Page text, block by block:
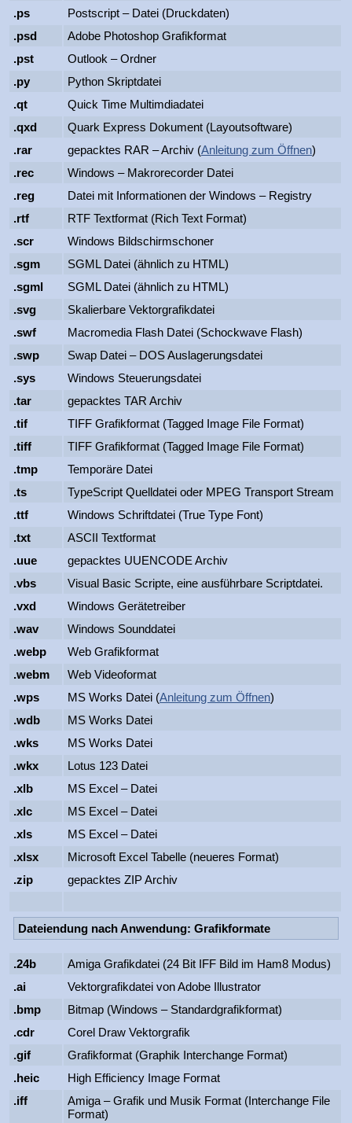
.ps
Postscript – Datei (Druckdaten)
.psd
Adobe Photoshop Grafikformat
.pst
Outlook – Ordner
.py
Python Skriptdatei
.qt
Quick Time Multimdiadatei
.qxd
Quark Express Dokument (Layoutsoftware)
.rar
gepacktes RAR – Archiv (Anleitung zum Öffnen)
.rec
Windows – Makrorecorder Datei
.reg
Datei mit Informationen der Windows – Registry
.rtf
RTF Textformat (Rich Text Format)
.scr
Windows Bildschirmschoner
.sgm
SGML Datei (ähnlich zu HTML)
.sgml
SGML Datei (ähnlich zu HTML)
.svg
Skalierbare Vektorgrafikdatei
.swf
Macromedia Flash Datei (Schockwave Flash)
.swp
Swap Datei – DOS Auslagerungsdatei
.sys
Windows Steuerungsdatei
.tar
gepacktes TAR Archiv
.tif
TIFF Grafikformat (Tagged Image File Format)
.tiff
TIFF Grafikformat (Tagged Image File Format)
.tmp
Temporäre Datei
.ts
TypeScript Quelldatei oder MPEG Transport Stream
.ttf
Windows Schriftdatei (True Type Font)
.txt
ASCII Textformat
.uue
gepacktes UUENCODE Archiv
.vbs
Visual Basic Scripte, eine ausführbare Scriptdatei.
.vxd
Windows Gerätetreiber
.wav
Windows Sounddatei
.webp
Web Grafikformat
.webm
Web Videoformat
.wps
MS Works Datei (Anleitung zum Öffnen)
.wdb
MS Works Datei
.wks
MS Works Datei
.wkx
Lotus 123 Datei
.xlb
MS Excel – Datei
.xlc
MS Excel – Datei
.xls
MS Excel – Datei
.xlsx
Microsoft Excel Tabelle (neueres Format)
.zip
gepacktes ZIP Archiv
Dateiendung nach Anwendung: Grafikformate
.24b
Amiga Grafikdatei (24 Bit IFF Bild im Ham8 Modus)
.ai
Vektorgrafikdatei von Adobe Illustrator
.bmp
Bitmap (Windows – Standardgrafikformat)
.cdr
Corel Draw Vektorgrafik
.gif
Grafikformat (Graphik Interchange Format)
.heic
High Efficiency Image Format
.iff
Amiga – Grafik und Musik Format (Interchange File
Format)